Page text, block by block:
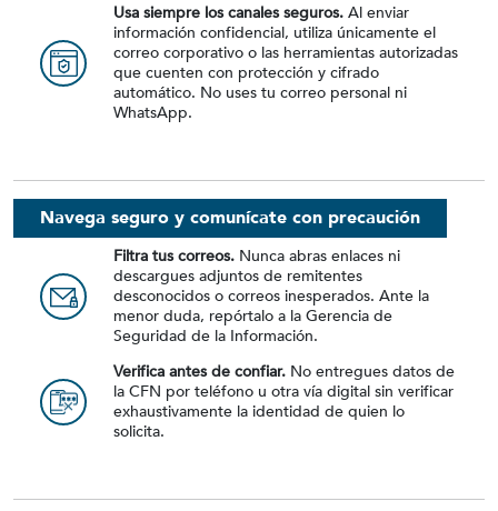
Usa siempre los canales seguros. Al enviar
información confidencial, utiliza únicamente el
correo corporativo o las herramientas autorizadas
que cuenten con protección y cifrado
automático. No uses tu correo personal ni
WhatsApp.
Navega seguro y comunícate con precaución
Filtra tus correos. Nunca abras enlaces ni
descargues adjuntos de remitentes
desconocidos o correos inesperados. Ante la
menor duda, repórtalo a la Gerencia de
Seguridad de la Información.
Verifica antes de confiar. No entregues datos de
la CFN por teléfono u otra vía digital sin verificar
exhaustivamente la identidad de quien lo
solicita.